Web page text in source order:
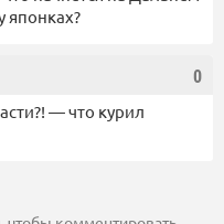
японках?
0
— что курил